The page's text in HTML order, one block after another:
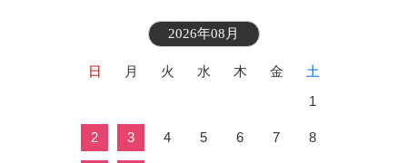
2026年08月
日 月 火 水 木 金
土
1
2 3 4 5 6 7 8